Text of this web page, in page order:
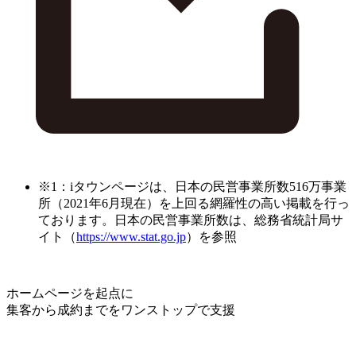
※1：iタウンページは、日本の民営事業所数516万事業
所（2021年6月現在）を上回る網羅性の高い掲載を行っ
ております。日本の民営事業所数は、総務省統計局サ
イト（https://www.stat.go.jp）を参照
ホームページを起点に
集客から成約までをワンストップで支援